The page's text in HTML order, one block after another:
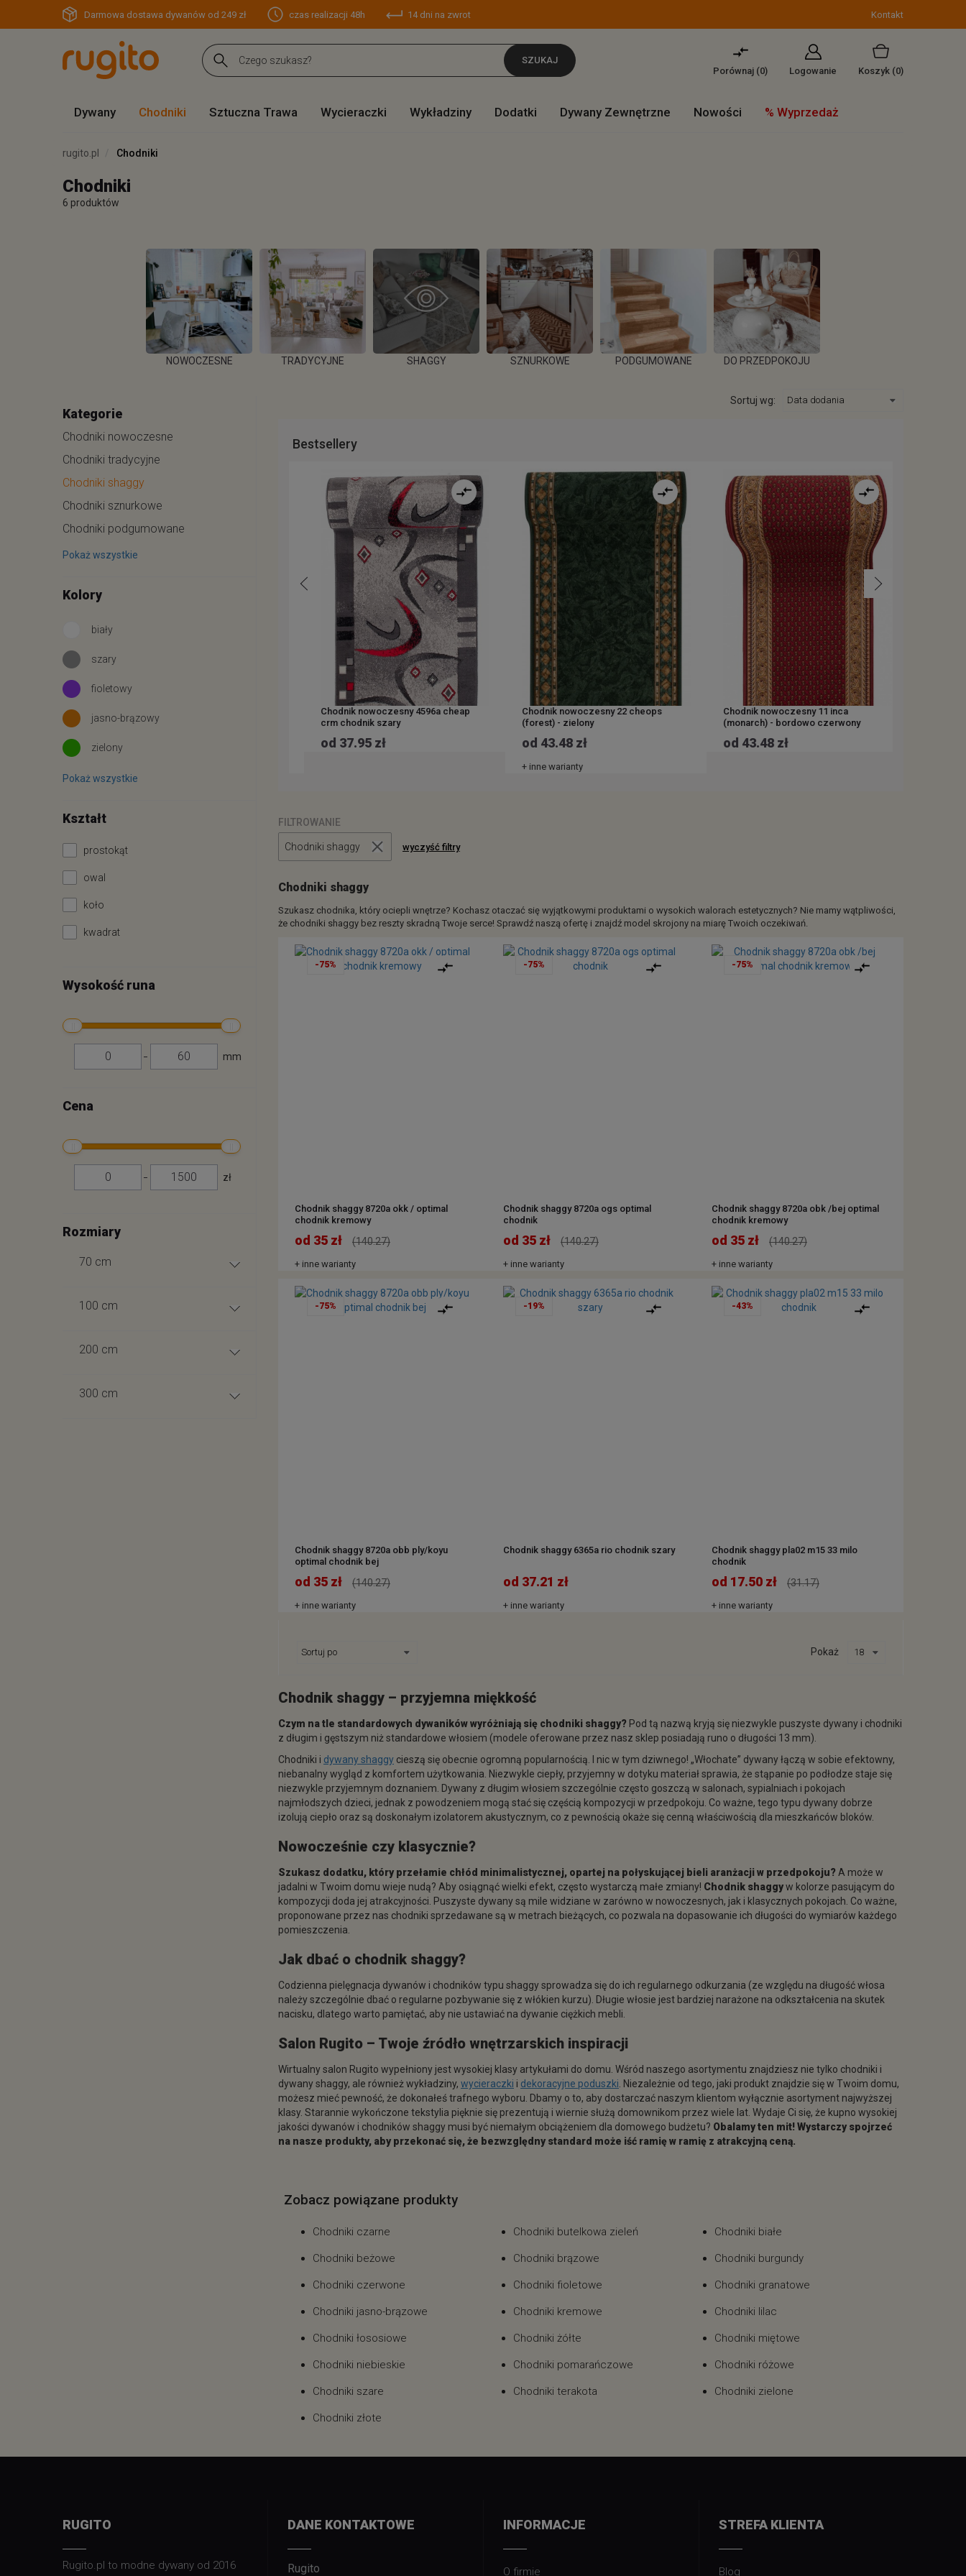
Darmowa dostawa dywanów od 249 zł czas realizacji 48h 14 dni na zwrot Kontakt
SZUKAJ
Porównaj (0) Logowanie Koszyk (0)
Dywany Chodniki Sztuczna Trawa Wycieraczki Wykładziny Dodatki Dywany Zewnętrzne Nowości % Wyprzedaż
rugito.pl Chodniki
Chodniki
6 produktów
WIĘCEJ
NOWOCZESNE TRADYCYJNE SHAGGY SZNURKOWE PODGUMOWANE DO PRZEDPOKOJU
Kategorie
Chodniki nowoczesne
Chodniki tradycyjne
Chodniki shaggy
Chodniki sznurkowe
Chodniki podgumowane
Pokaż wszystkie
Kolory
biały
szary
fioletowy
jasno-brązowy
zielony
Pokaż wszystkie
Kształt
prostokąt
owal
koło
kwadrat
Wysokość runa
mm
Cena
zł
Rozmiary
70 cm
100 cm
200 cm
300 cm
Sortuj wg:
Bestsellery
luxury esm
Chodnik nowoczesny 10 cheops -
bordo czerwony
od 43.48 zł
Chodnik nowoczesny 4596a cheap
crm chodnik szary
od 37.95 zł
Chodnik nowoczesny 22 cheops
(forest) - zielony
od 43.48 zł
+ inne warianty
Chodnik nowoczesny 11 inca
(monarch) - bordowo czerwony
od 43.48 zł
FILTROWANIE
Chodniki shaggy wyczyść filtry
Chodniki shaggy
Szukasz chodnika, który ociepli wnętrze? Kochasz otaczać się wyjątkowymi produktami o wysokich walorach estetycznych? Nie mamy wątpliwości,
że chodniki shaggy bez reszty skradną Twoje serce! Sprawdź naszą ofertę i znajdź model skrojony na miarę Twoich oczekiwań.
-75%
Chodnik shaggy 8720a okk / optimal
chodnik kremowy
od 35 zł (140.27)
+ inne warianty
-75%
Chodnik shaggy 8720a ogs optimal
chodnik
od 35 zł (140.27)
+ inne warianty
-75%
Chodnik shaggy 8720a obk /bej optimal
chodnik kremowy
od 35 zł (140.27)
+ inne warianty
-75%
Chodnik shaggy 8720a obb ply/koyu
optimal chodnik bej
od 35 zł (140.27)
+ inne warianty
-19%
Chodnik shaggy 6365a rio chodnik szary
od 37.21 zł
+ inne warianty
-43%
Chodnik shaggy pla02 m15 33 milo
chodnik
od 17.50 zł (31.17)
+ inne warianty
Pokaż
Chodnik shaggy – przyjemna miękkość
Czym na tle standardowych dywaników wyróżniają się chodniki shaggy? Pod tą nazwą kryją się niezwykle puszyste dywany i chodniki
z długim i gęstszym niż standardowe włosiem (modele oferowane przez nasz sklep posiadają runo o długości 13 mm).
Chodniki i dywany shaggy cieszą się obecnie ogromną popularnością. I nic w tym dziwnego! „Włochate” dywany łączą w sobie efektowny,
niebanalny wygląd z komfortem użytkowania. Niezwykle ciepły, przyjemny w dotyku materiał sprawia, że stąpanie po podłodze staje się
niezwykle przyjemnym doznaniem. Dywany z długim włosiem szczególnie często goszczą w salonach, sypialniach i pokojach
najmłodszych dzieci, jednak z powodzeniem mogą stać się częścią kompozycji w przedpokoju. Co ważne, tego typu dywany dobrze
izolują ciepło oraz są doskonałym izolatorem akustycznym, co z pewnością okaże się cenną właściwością dla mieszkańców bloków.
Nowocześnie czy klasycznie?
Szukasz dodatku, który przełamie chłód minimalistycznej, opartej na połyskującej bieli aranżacji w przedpokoju? A może w
jadalni w Twoim domu wieje nudą? Aby osiągnąć wielki efekt, często wystarczą małe zmiany! Chodnik shaggyw kolorze pasującym do
kompozycji doda jej atrakcyjności. Puszyste dywany są mile widziane w zarówno w nowoczesnych, jak i klasycznych pokojach. Co ważne,
proponowane przez nas chodniki sprzedawane są w metrach bieżących, co pozwala na dopasowanie ich długości do wymiarów każdego
pomieszczenia.
Jak dbać o chodnik shaggy?
Codzienna pielęgnacja dywanów i chodników typu shaggy sprowadza się do ich regularnego odkurzania (ze względu na długość włosa
należy szczególnie dbać o regularne pozbywanie się z włókien kurzu). Długie włosie jest bardziej narażone na odkształcenia na skutek
nacisku, dlatego warto pamiętać, aby nie ustawiać na dywanie ciężkich mebli.
Salon Rugito – Twoje źródło wnętrzarskich inspiracji
Wirtualny salon Rugito wypełniony jest wysokiej klasy artykułami do domu. Wśród naszego asortymentu znajdziesz nie tylko chodniki i
dywany shaggy, ale również wykładziny, wycieraczki i dekoracyjne poduszki . Niezależnie od tego, jaki produkt znajdzie się w Twoim domu,
możesz mieć pewność, że dokonałeś trafnego wyboru. Dbamy o to, aby dostarczać naszym klientom wyłącznie asortyment najwyższej
klasy. Starannie wykończone tekstylia pięknie się prezentują i wiernie służą domownikom przez wiele lat. Wydaje Ci się, że kupno wysokiej
jakości dywanów i chodników shaggy musi być niemałym obciążeniem dla domowego budżetu? Obalamy ten mit! Wystarczy spojrzeć
na nasze produkty, aby przekonać się, że bezwzględny standard może iść ramię w ramię z atrakcyjną ceną.
Zobacz powiązane produkty
Chodniki czarne Chodniki butelkowa zieleń Chodniki białe
Chodniki beżowe Chodniki brązowe Chodniki burgundy
Chodniki czerwone Chodniki fioletowe Chodniki granatowe
Chodniki jasno-brązowe Chodniki kremowe Chodniki lilac
Chodniki łososiowe Chodniki żółte Chodniki miętowe
Chodniki niebieskie Chodniki pomarańczowe Chodniki różowe
Chodniki szare Chodniki terakota Chodniki zielone
Chodniki złote
RUGITO
Rugito.pl to modne dywany od 2016
DANE KONTAKTOWE
Rugito
INFORMACJE
O firmie
STREFA KLIENTA
Blog